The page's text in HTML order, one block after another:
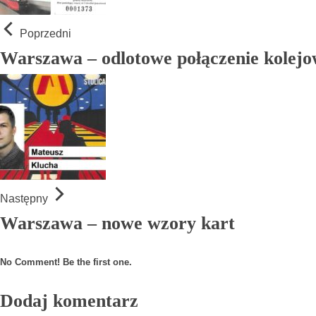
Poprzedni
Warszawa – odlotowe połączenie
Następny
Warszawa – nowe wzory kart
No Comment! Be the first one.
Dodaj komentarz